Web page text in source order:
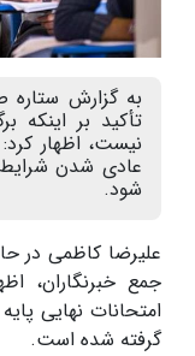
به گزارش ستاره
تأکید بر اینکه
عادی شدن
شود.
علیرضا کاظمی در
جمع خبرنگاران،
امتحانات نهایی
گرفته شده است.